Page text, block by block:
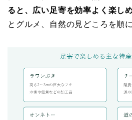
ると、広い足寄を効率よく楽しめ
とグルメ、自然の見どころを順